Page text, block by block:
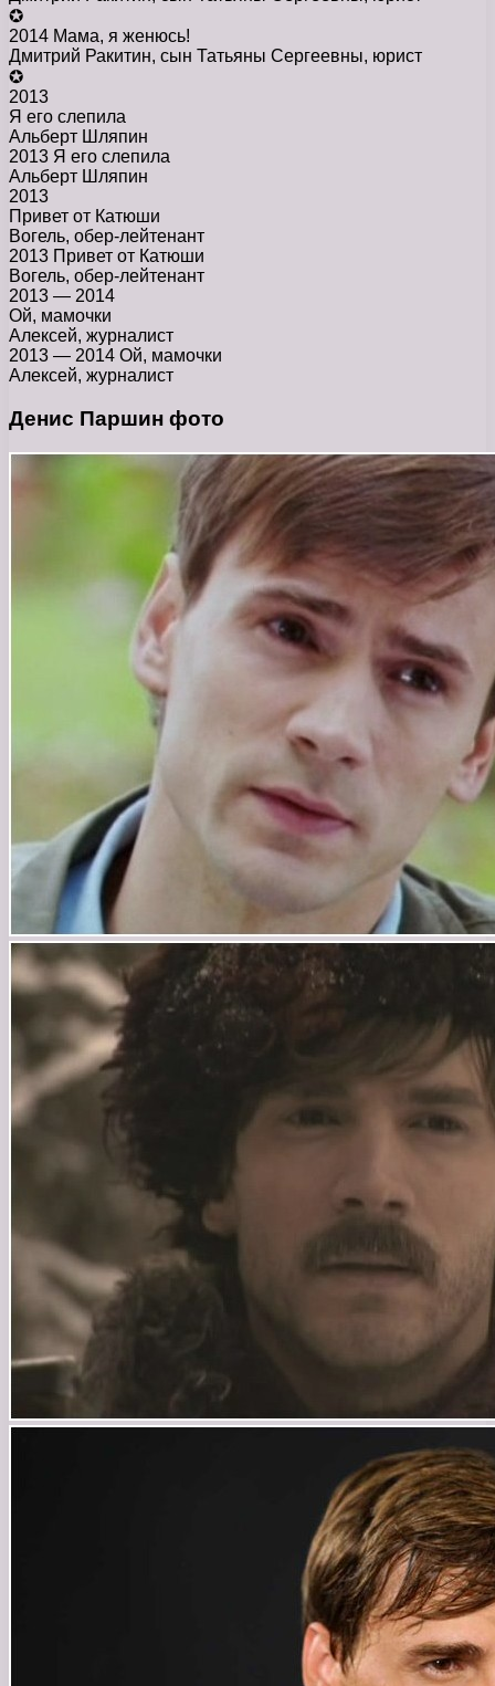
✪
2014 Мама, я женюсь!
Дмитрий Ракитин, сын Татьяны Сергеевны, юрист
✪
2013
Я его слепила
Альберт Шляпин
2013 Я его слепила
Альберт Шляпин
2013
Привет от Катюши
Вогель, обер-лейтенант
2013 Привет от Катюши
Вогель, обер-лейтенант
2013 — 2014
Ой, мамочки
Алексей, журналист
2013 — 2014 Ой, мамочки
Алексей, журналист
Денис Паршин фото